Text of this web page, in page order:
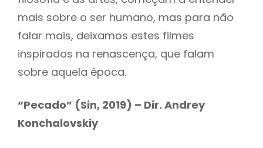
mais sobre o ser humano, mas para não
falar mais, deixamos estes filmes
inspirados na renascença, que falam
sobre aquela época.
“Pecado” (Sin, 2019) – Dir. Andrey
Konchalovskiy